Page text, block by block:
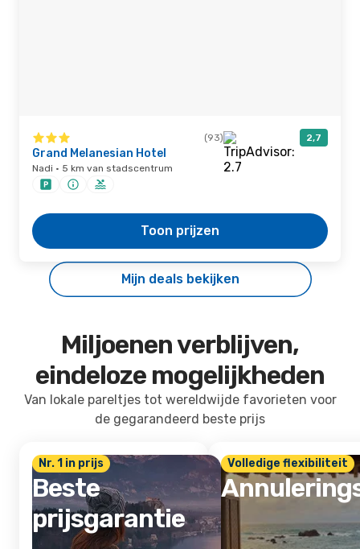
(93) 2,7
Grand Melanesian Hotel
Nadi · 5 km van stadscentrum
Toon prijzen
Mijn deals bekijken
Miljoenen verblijven,
eindeloze mogelijkheden
Van lokale pareltjes tot wereldwijde favorieten voor
de gegarandeerd beste prijs
Nr. 1 in prijs
Beste
prijsgarantie
Volledige flexibiliteit